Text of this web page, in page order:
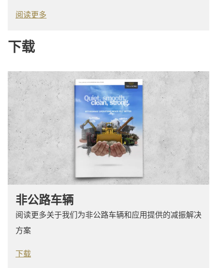
阅读更多
下载
非公路车辆
阅读更多关于我们为非公路车辆和应用提供的减振解决
方案
下载